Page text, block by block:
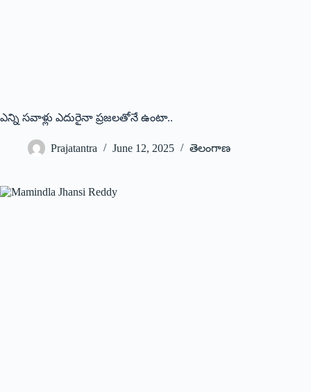
ఎన్ని స‌వాళ్లు ఎదురైనా ప్ర‌జ‌లతోనే ఉంటా..
Prajatantra June 12, 2025 తెలంగాణ